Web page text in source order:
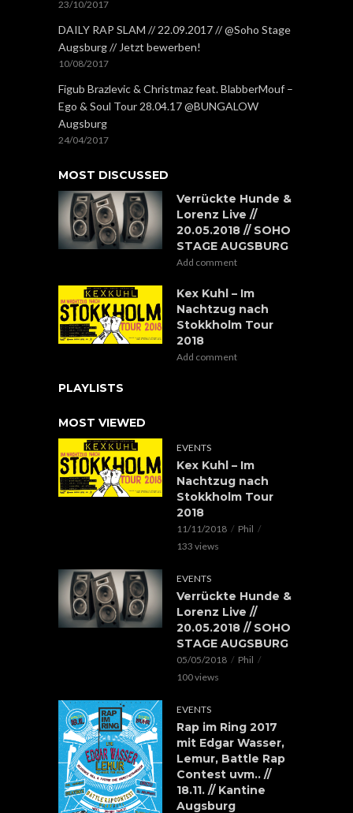
23/10/2017
DAILY RAP SLAM // 22.09.2017 // @Soho Stage
Augsburg // Jetzt bewerben!
10/08/2017
Figub Brazlevic & Christmaz feat. BlabberMouf –
Ego & Soul Tour 28.04.17 @BUNGALOW
Augsburg
24/04/2017
MOST DISCUSSED
Verrückte Hunde &
Lorenz Live //
20.05.2018 // SOHO
STAGE AUGSBURG
Add comment
Kex Kuhl – Im
Nachtzug nach
Stokkholm Tour
2018
Add comment
PLAYLISTS
MOST VIEWED
EVENTS
Kex Kuhl – Im
Nachtzug nach
Stokkholm Tour
2018
11/11/2018
Phil
133 views
EVENTS
Verrückte Hunde &
Lorenz Live //
20.05.2018 // SOHO
STAGE AUGSBURG
05/05/2018
Phil
100 views
EVENTS
Rap im Ring 2017
mit Edgar Wasser,
Lemur, Battle Rap
Contest uvm.. //
18.11. // Kantine
Augsburg